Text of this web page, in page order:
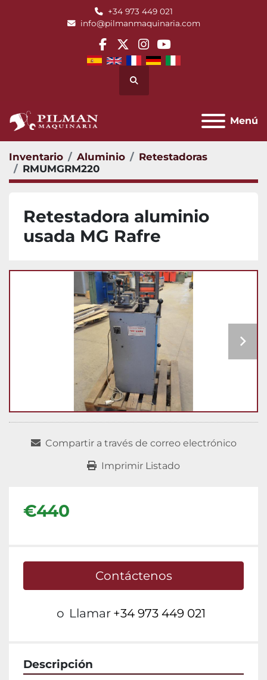
+34 973 449 021
info@pilmanmaquinaria.com
facebook
twitterinstagram
youtube
Buscar
Menú
Inventario Aluminio
Retestadoras
RMUMGRM220
Retestadora aluminio
usada MG Rafre
Compartir a través de correo electrónico
Imprimir Listado
€440
Contáctenos
o Llamar +34 973 449 021
Descripción